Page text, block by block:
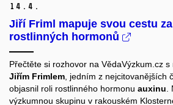
14. 4.
Jiří Friml mapuje svou cestu
rostlinných hormonů
Přečtěte si rozhovor na VědaVýzkum.cz
Jiřím Frimlem , jedním z nejcitovanějších
objasnil roli rostlinného hormonu auxinu
výzkumnou skupinu v rakouském